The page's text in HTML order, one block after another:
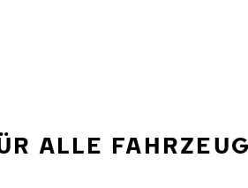
ALLE